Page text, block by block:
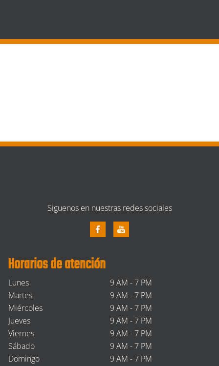
Siguenos en nuestras redes sociales
Horarios de atención
Lunes
9 AM - 7 PM
Martes
9 AM - 7 PM
Miércoles
9 AM - 7 PM
Jueves
9 AM - 7 PM
Viernes
9 AM - 7 PM
Sábado
9 AM - 7 PM
Domingo
9 AM - 7 PM